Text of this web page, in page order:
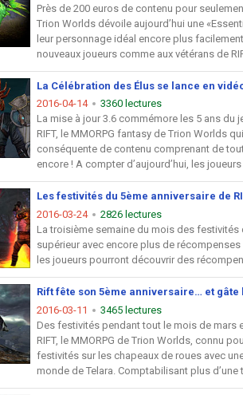
Près de 200 euros de contenu pour
Trion Worlds dévoile aujourd’hui une
leur personnage idéal encore plus
nouveaux joueurs comme aux vétérans de
La Célébration des Élus se lance en
2016-04-14
3360 lectures
La mise à jour 3.6 commémore les 5 ans du
RIFT, le MMORPG fantasy de Trion Worlds
conséquente de contenu comprenant de
encore ! A compter d’aujourd’hui, les
Les festivités du 5ème anniversaire de
2016-03-24
2826 lectures
La troisième semaine du mois des festivités
supérieur avec encore plus de
les joueurs pourront découvrir des
Rift fête son 5ème anniversaire… et gâte
2016-03-11
3465 lectures
Des festivités pendant tout le mois de mars
RIFT, le MMORPG de Trion Worlds, connu
festivités sur les chapeaux de roues avec
monde de Telara. Comptabilisant plus d’une